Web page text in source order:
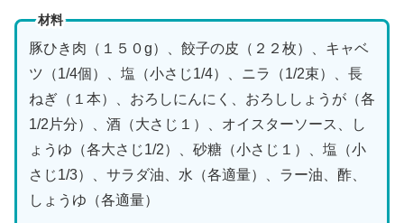
材料
豚ひき肉（１５０g）、餃子の皮（２２枚）、キャベ
ツ（1/4個）、塩（小さじ1/4）、ニラ（1/2束）、長
ねぎ（１本）、おろしにんにく、おろししょうが（各
1/2片分）、酒（大さじ１）、オイスターソース、し
ょうゆ（各大さじ1/2）、砂糖（小さじ１）、塩（小
さじ1/3）、サラダ油、水（各適量）、ラー油、酢、
しょうゆ（各適量）